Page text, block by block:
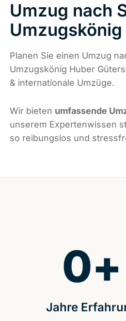
Umzug nach
Planen Sie einen Umzug
Umzugskönig Huber
& internationale Umzüge.
Wir bieten umfassende
unserem Expertenwissen
so reibungslos und
Jahre
0+